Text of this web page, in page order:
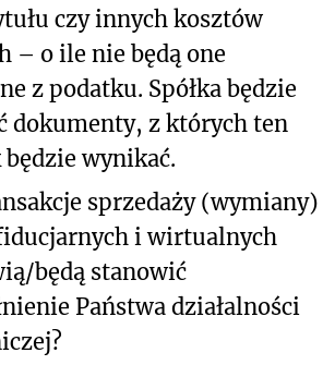
czy innych kosztów
– o ile nie będą one
z podatku. Spółka będzie
dokumenty, z których ten
wynikać.
sprzedaży (wymiany)
i wirtualnych
będą stanowić
Państwa działalności